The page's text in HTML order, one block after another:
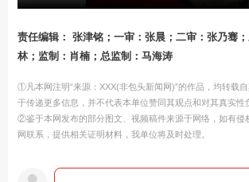
责任编辑： 张津铭；一审：张晨；二审：张乃骞
林；监制：肖楠；总监制：马海涛
①凡本网注明“来源：XXX(非包头新闻网)”的作品，均转载
于传递更多信息，并不代表本单位赞同其观点和对其真实性
②鉴于本网发布的部分图文、视频稿件来源于网络，如有侵
网联系，提供相关证明材料，我单位将及时处理。